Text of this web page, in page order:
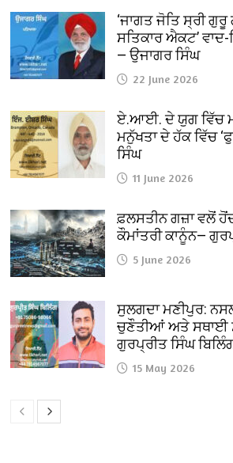
‘ਜਾਗਤ ਜੋਤਿ ਸ੍ਰੀ ਗੁਰੂ
ਸਤਿਕਾਰ ਐਕਟ’ ਵਾਦ-
— ਉਜਾਗਰ ਸਿੰਘ
22 June 2026
ਏ.ਆਈ. ਦੇ ਯੁਗ ਵਿੱਚ
ਮਨੁੱਖਤਾ ਦੇ ਹੱਕ ਵਿੱਚ
ਸਿੰਘ
11 June 2026
ਫ਼ਲਸਤੀਨ ਗਜ਼ਾ ਵਲੋਂ
ਕੌਮਾਂਤਰੀ ਕਾਨੂੰਨ—
5 June 2026
ਸੁਲਗਦਾ ਮਣੀਪੁਰ:
ਚੁਣੌਤੀਆਂ ਅਤੇ ਸਥਾਈ
ਗੁਰਪ੍ਰੀਤ ਸਿੰਘ
15 May 2026